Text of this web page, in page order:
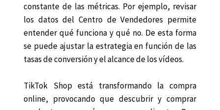
constante de las métricas. Por ejemplo, revisar
los datos del Centro de Vendedores permite
entender qué funciona y qué no. De esta forma
se puede ajustar la estrategia en función de las
tasas de conversión y el alcance de los vídeos.
TikTok Shop está transformando la compra
online, provocando que descubrir y comprar